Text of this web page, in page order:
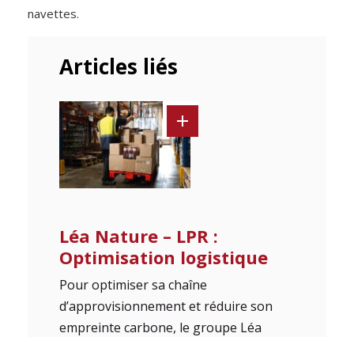
navettes.
Articles liés
Léa Nature – LPR :
Optimisation logistique
Pour optimiser sa chaîne
d’approvisionnement et réduire son
empreinte carbone, le groupe Léa